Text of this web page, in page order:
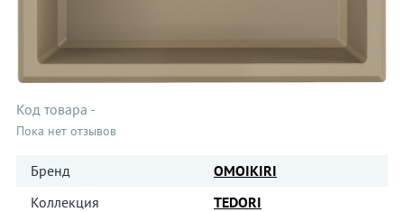
Код товара -
Пока нет отзывов
Бренд
OMOIKIRI
Коллекция
TEDORI